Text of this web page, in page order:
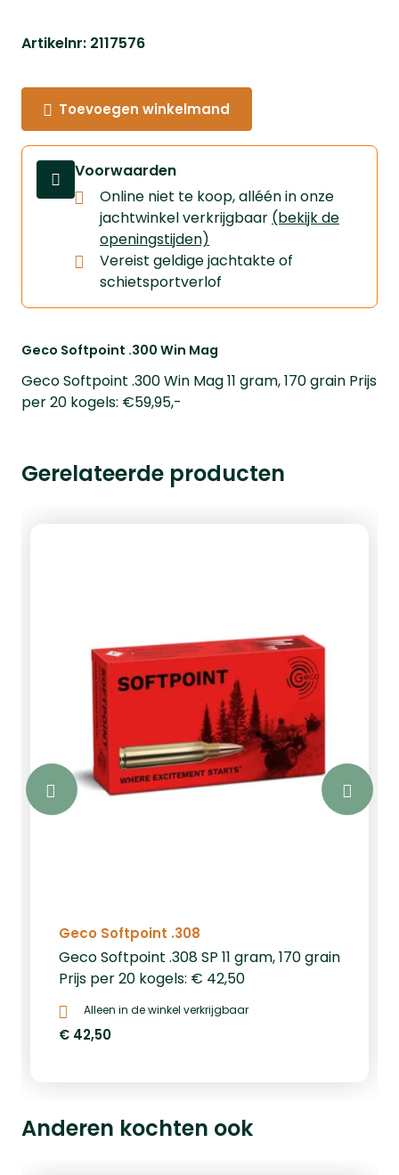
Geco Softpoint .300 Win Mag
Geco Softpoint .300 Win Mag 11 gram, 170 grain Prijs
per 20 kogels: €59,95,-
Artikelnr: 2117576
Toevoegen winkelmand
Voorwaarden
Online niet te koop, alléén in onze
jachtwinkel verkrijgbaar (bekijk de
openingstijden)
Vereist geldige jachtakte of
schietsportverlof
Gerelateerde producten
Geco Softpoint .308
Geco Softpoint .308 SP 11 gram, 170 grain
Prijs per 20 kogels: € 42,50
Alleen in de winkel verkrijgbaar
€ 42,50
Anderen kochten ook